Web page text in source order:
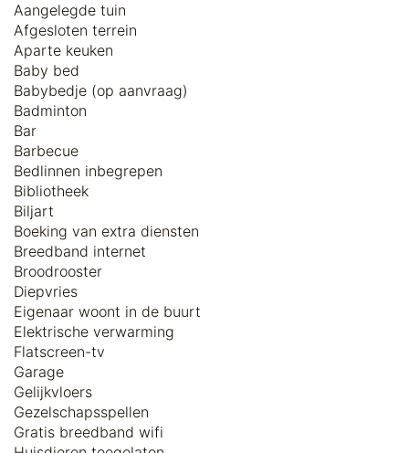
Aangelegde tuin
Afgesloten terrein
Aparte keuken
Baby bed
Babybedje (op aanvraag)
Badminton
Bar
Barbecue
Bedlinnen inbegrepen
Bibliotheek
Biljart
Boeking van extra diensten
Breedband internet
Broodrooster
Diepvries
Eigenaar woont in de buurt
Elektrische verwarming
Flatscreen-tv
Garage
Gelijkvloers
Gezelschapsspellen
Gratis breedband wifi